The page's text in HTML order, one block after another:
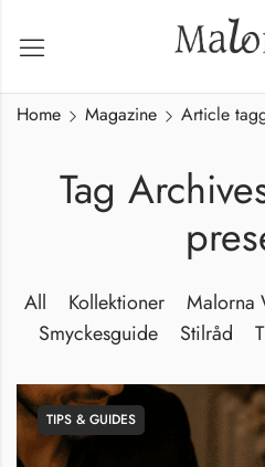
Tag
Home Magazine Article
All Kollektioner Malorna
Smyckesguide
Stilråd
TIPS & GUIDES